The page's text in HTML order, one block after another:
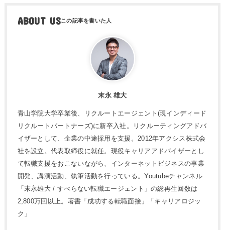
ABOUT US
末永 雄大
青山学院大学卒業後、リクルートエージェント(現インディード
リクルートパートナーズ)に新卒入社。リクルーティングアドバ
イザーとして、企業の中途採用を支援。2012年アクシス株式会
社を設立。代表取締役に就任。現役キャリアアドバイザーとし
て転職支援をおこないながら、インターネットビジネスの事業
開発、講演活動、執筆活動を行っている。Youtubeチャンネル
「末永雄大 / すべらない転職エージェント」の総再生回数は
2,800万回以上。著書「成功する転職面接」「キャリアロジッ
ク」